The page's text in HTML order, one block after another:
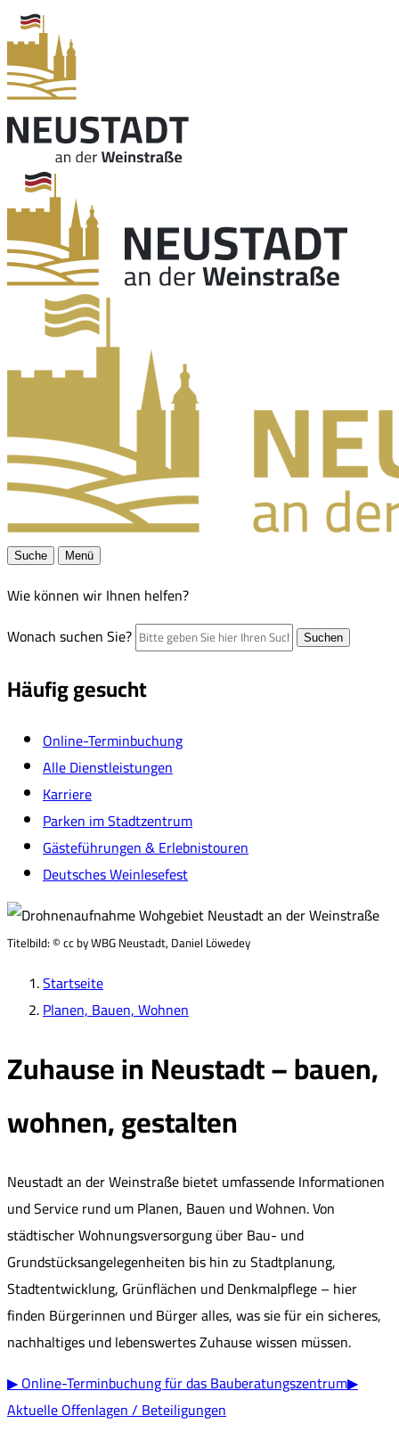
Suche Menü
Wie können wir Ihnen helfen?
Wonach suchen Sie?
Suchen
Häufig gesucht
Online-Terminbuchung
Alle Dienstleistungen
Karriere
Parken im Stadtzentrum
Gästeführungen & Erlebnistouren
Deutsches Weinlesefest
Titelbild:© cc by WBG Neustadt, Daniel Löwedey
Startseite
Planen, Bauen, Wohnen
Zuhause in Neustadt – bauen,
wohnen, gestalten
Neustadt an der Weinstraße bietet umfassende Informationen
und Service rund um Planen, Bauen und Wohnen. Von
städtischer Wohnungsversorgung über Bau- und
Grundstücksangelegenheiten bis hin zu Stadtplanung,
Stadtentwicklung, Grünflächen und Denkmalpflege – hier
finden Bürgerinnen und Bürger alles, was sie für ein sicheres,
nachhaltiges und lebenswertes Zuhause wissen müssen.
▶ Online-Terminbuchung für das Bauberatungszentrum▶
Aktuelle Offenlagen / Beteiligungen